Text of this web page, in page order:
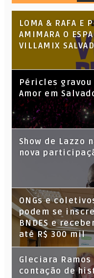
LOMA & RAFA E
AMIMARA O
VILLAMIX
Péricles gravou
Amor em
Show de Lazzo
nova
ONGs e
podem se
BNDES e
até R$ 300 mil
Gleciara
contação de